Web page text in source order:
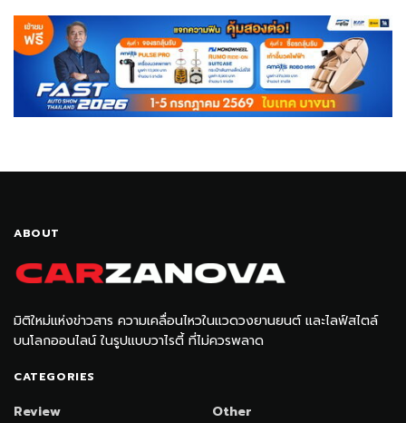
ABOUT
มิติใหม่แห่งข่าวสาร ความเคลื่อนไหวในแวดวงยานยนต์ และไลฟ์สไตล์
บนโลกออนไลน์ ในรูปแบบวาไรตี้ ที่ไม่ควรพลาด
CATEGORIES
Review
Other